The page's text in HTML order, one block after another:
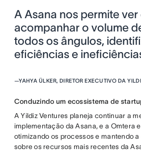
A Asana nos permite ver
acompanhar o volume
todos os ângulos,
eficiências e
—YAHYA ÜLKER, DIRETOR EXECUTIVO DA
Conduzindo um ecossistema de
A Yildiz Ventures planeja continuar a
implementação da Asana, e a Omtera
otimizando os processos e mantendo
sobre os recursos mais recentes da